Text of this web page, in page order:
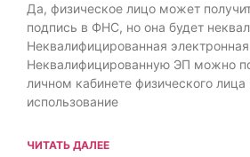
Да, физическое лицо может
подпись в ФНС, но она будет
Неквалифицированная
Неквалифицированную ЭП можно
личном кабинете физического
использование
ЧИТАТЬ ДАЛЕЕ